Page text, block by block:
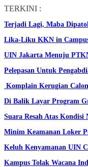
Skip
the
content
TERKINI :
Terjadi Lagi, Maba
Lika-Liku KKN in
UIN Jakarta Menuju
Pelepasan Untuk
Komplain Kerugian
Di Balik Layar Program
Suara Resah Atas Kondisi
Minim Keamanan Loker
Keluh Kenyamanan UIN
Kampus Tolak Wacana